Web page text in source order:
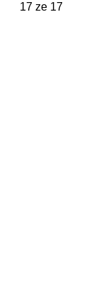
17 ze 17